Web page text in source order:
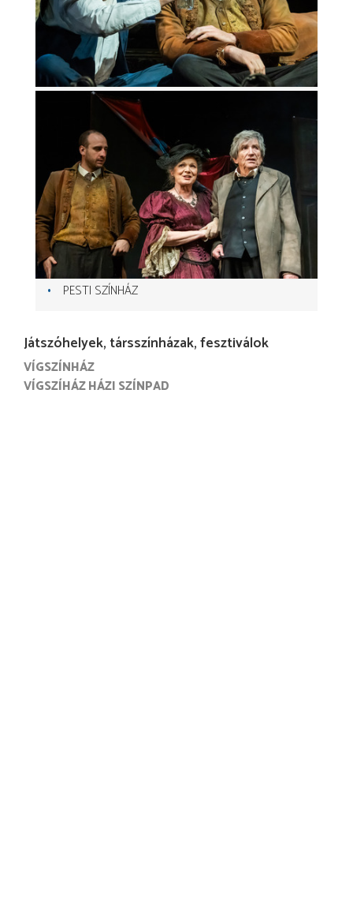
PESTI SZÍNHÁZ
Játszóhelyek, társszínházak, fesztiválok
VÍGSZÍNHÁZ
VÍGSZÍHÁZ HÁZI SZÍNPAD